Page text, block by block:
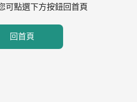
可點選下方按鈕回首頁
回首頁